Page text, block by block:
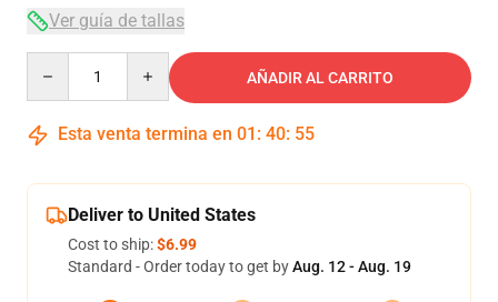
Ver guía de tallas
AÑADIR AL CARRITO
Esta venta termina en 01 : 40: 54
Deliver to United States
Cost to ship:$6.99
Standard - Order today to get byAug. 12 - Aug. 19